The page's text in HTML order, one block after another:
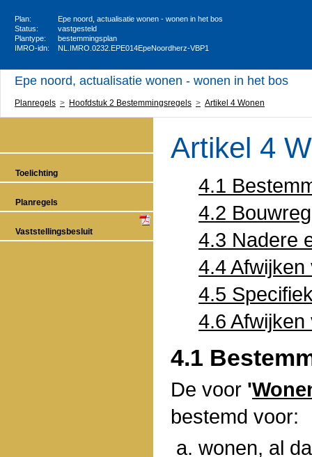
Epe noord, actualisatie wonen - wonen in het bos
Planregels Hoofdstuk 2 Bestemmingsregels Artikel 4 Wonen
Plan:
Epe noord, actualisatie wonen - wonen in het bos
Status:
vastgesteld
Plantype:
bestemmingsplan
IMRO-idn:
NL.IMRO.0232.EPE014EpeNoordherz-VBP1
Toelichting
Planregels
Vaststellingsbesluit
Artikel 4
4.1
4.2
4.3 Nadere
4.4
4.5
4.6
4.1
De voor '
bestemd voor:
wonen, al